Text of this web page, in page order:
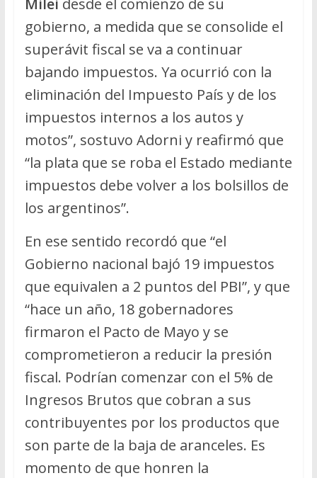
gobierno, a medida que se consolide el
superávit fiscal se va a continuar
bajando impuestos. Ya ocurrió con la
eliminación del Impuesto País y de los
impuestos internos a los autos y
motos”, sostuvo Adorni y reafirmó que
“la plata que se roba el Estado mediante
impuestos debe volver a los bolsillos de
los argentinos”.
En ese sentido recordó que “el
Gobierno nacional bajó 19 impuestos
que equivalen a 2 puntos del PBI”, y que
“hace un año, 18 gobernadores
firmaron el Pacto de Mayo y se
comprometieron a reducir la presión
fiscal. Podrían comenzar con el 5% de
Ingresos Brutos que cobran a sus
contribuyentes por los productos que
son parte de la baja de aranceles. Es
momento de que honren la